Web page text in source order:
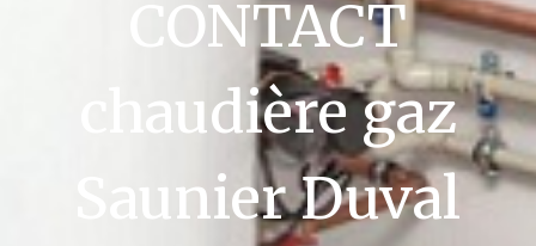
CONTACT
chaudière gaz
Saunier Duval